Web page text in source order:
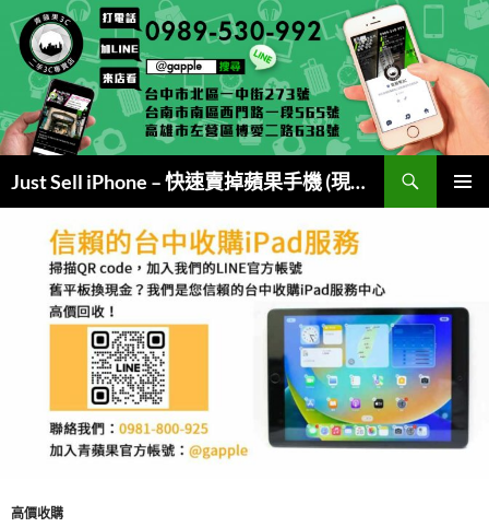
至
內
容
Just Sell iPhone – 快速賣掉蘋果手機 (現金交易)
尋
高價收購